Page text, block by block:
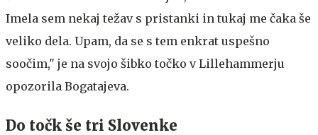
Imela sem nekaj težav s pristanki in tukaj me čaka še
veliko dela. Upam, da se s tem enkrat uspešno
soočim," je na svojo šibko točko v Lillehammerju
opozorila Bogatajeva.
Do točk še tri Slovenke